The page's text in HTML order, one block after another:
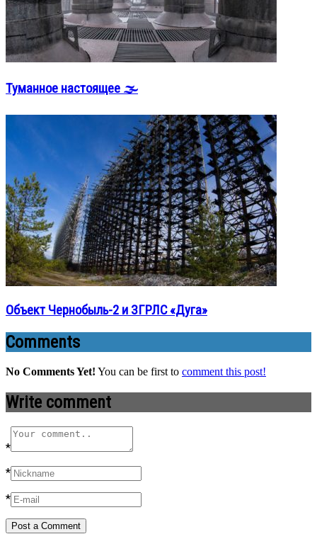
Туманное настоящее 🌫️
Объект Чернобыль-2 и ЗГРЛС «Дуга»
Comments
No Comments Yet! You can be first to comment this post!
Write comment
*
*
*